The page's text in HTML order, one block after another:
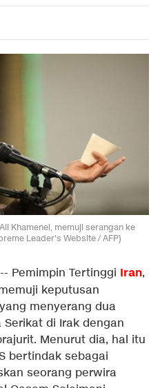
Khamenei, memuji serangan ke
Leader's Website / AFP)
-- Pemimpin Tertinggi Iran,
keputusan
menyerang dua
di Irak dengan
Menurut dia, hal itu
bertindak sebagai
seorang perwira